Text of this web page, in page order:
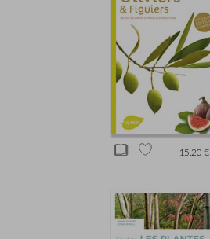
15.20 €